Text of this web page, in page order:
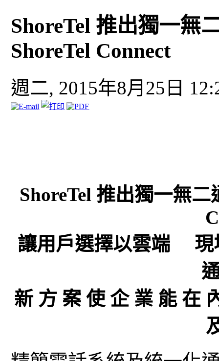
ShoreTel 推出獨一無
ShoreTel Connect
週二, 2015年8月25日
ShoreTel 推出獨一無
讓用戶選擇以雲端 現
新 方 案 使 企 業 能 在